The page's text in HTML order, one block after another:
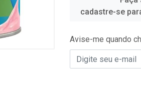
cadastre-se
Avise-me quando